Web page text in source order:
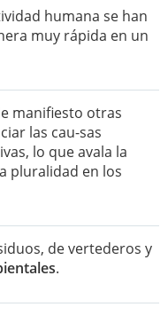
humana se han
muy rápida en un
manifiesto otras
las cau-sas
lo que avala la
pluralidad en los
de vertederos y
.